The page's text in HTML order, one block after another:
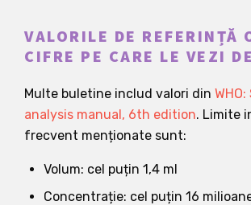
VALORILE DE REFERINȚĂ
CIFRE PE CARE LE VEZI
Multe buletine includ valori din
analysis manual, 6th edition. Limite
frecvent menționate sunt:
Volum: cel puțin 1,4 ml
Concentrație: cel puțin 16